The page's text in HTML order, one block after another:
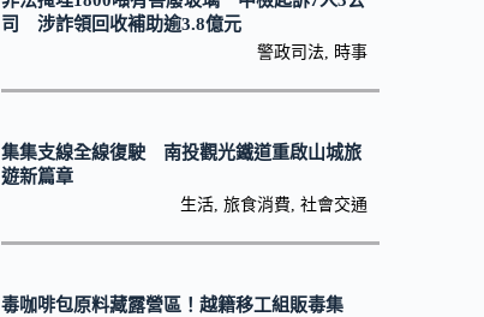
司 涉詐領回收補助逾3.8億元
警政司法, 時事
集集支線全線復駛 南投觀光鐵道重啟山城旅
遊新篇章
生活, 旅食消費, 社會交通
毒咖啡包原料藏露營區！越籍移工組販毒集